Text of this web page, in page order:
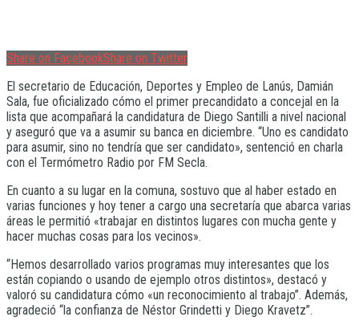
Share on FacebookShare on Twitter
El secretario de Educación, Deportes y Empleo de Lanús, Damián
Sala, fue oficializado cómo el primer precandidato a concejal en la
lista que acompañará la candidatura de Diego Santilli a nivel nacional
y aseguró que va a asumir su banca en diciembre. “Uno es candidato
para asumir, sino no tendría que ser candidato», sentenció en charla
con el Termómetro Radio por FM Secla.
En cuanto a su lugar en la comuna, sostuvo que al haber estado en
varias funciones y hoy tener a cargo una secretaría que abarca varias
áreas le permitió «trabajar en distintos lugares con mucha gente y
hacer muchas cosas para los vecinos».
“Hemos desarrollado varios programas muy interesantes que los
están copiando o usando de ejemplo otros distintos», destacó y
valoró su candidatura cómo «un reconocimiento al trabajo”. Además,
agradeció “la confianza de Néstor Grindetti y Diego Kravetz”.